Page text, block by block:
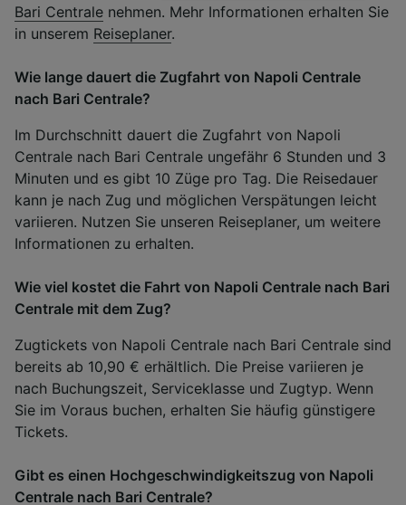
Bari Centrale nehmen. Mehr Informationen erhalten Sie
in unserem Reiseplaner.
Wie lange dauert die Zugfahrt von Napoli Centrale
nach Bari Centrale?
Im Durchschnitt dauert die Zugfahrt von Napoli
Centrale nach Bari Centrale ungefähr 6 Stunden und 3
Minuten und es gibt 10 Züge pro Tag. Die Reisedauer
kann je nach Zug und möglichen Verspätungen leicht
variieren. Nutzen Sie unseren Reiseplaner, um weitere
Informationen zu erhalten.
Wie viel kostet die Fahrt von Napoli Centrale nach Bari
Centrale mit dem Zug?
Zugtickets von Napoli Centrale nach Bari Centrale sind
bereits ab 10,90 € erhältlich. Die Preise variieren je
nach Buchungszeit, Serviceklasse und Zugtyp. Wenn
Sie im Voraus buchen, erhalten Sie häufig günstigere
Tickets.
Gibt es einen Hochgeschwindigkeitszug von Napoli
Centrale nach Bari Centrale?